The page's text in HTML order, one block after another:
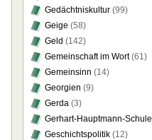
Gedächtniskultur (99)
Geige (58)
Geld (142)
Gemeinschaft im Wort(61)
Gemeinsinn (14)
Georgien (9)
Gerda (3)
Gerhart-Hauptmann-Schule
Geschichtspolitik (12)